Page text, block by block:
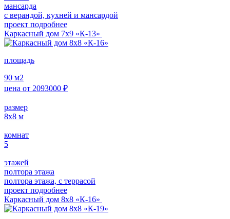
мансарда
с верандой, кухней и мансардой
проект подробнее
Каркасный дом 7х9 «К-13»
площадь
90 м2
цена от 2093000 ₽
размер
8х8 м
комнат
5
этажей
полтора этажа
полтора этажа, с террасой
проект подробнее
Каркасный дом 8х8 «К-16»